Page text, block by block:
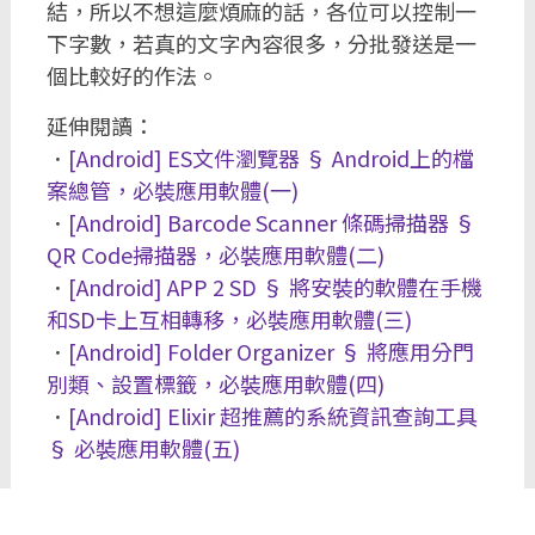
結，所以不想這麼煩麻的話，各位可以控制一
下字數，若真的文字內容很多，分批發送是一
個比較好的作法。
延伸閱讀：
． [Android] ES文件瀏覽器 § Android上的檔
案總管，必裝應用軟體(一)
． [Android] Barcode Scanner 條碼掃描器 §
QR Code掃描器，必裝應用軟體(二)
． [Android] APP 2 SD § 將安裝的軟體在手機
和SD卡上互相轉移，必裝應用軟體(三)
． [Android] Folder Organizer § 將應用分門
別類、設置標籤，必裝應用軟體(四)
． [Android] Elixir 超推薦的系統資訊查詢工具
§ 必裝應用軟體(五)